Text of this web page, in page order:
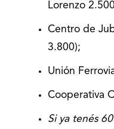
Lorenzo
Centro de
3.800);
Unión
Cooperativa
Si ya tenés